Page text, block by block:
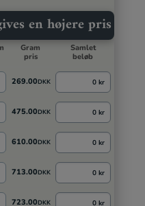
en højere pris
Gram
pris
Samlet
beløb
269.00DKK 0 kr
475.00DKK 0 kr
610.00DKK 0 kr
713.00DKK 0 kr
723.00DKK 0 kr